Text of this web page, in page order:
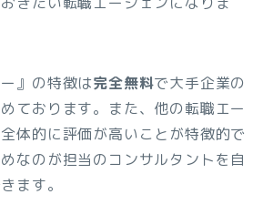
』の特徴は完全無料で大手企業の
ております。また、他の転職エー
体的に評価が高いことが特徴的で
なのが担当のコンサルタントを自
ます。